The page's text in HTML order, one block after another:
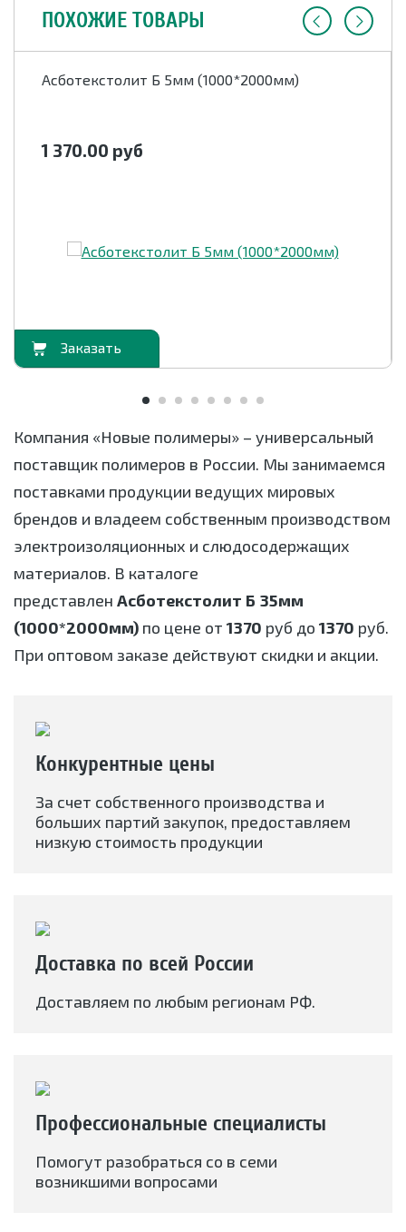
ПОХОЖИЕ ТОВАРЫ
Асботекстолит Б 5мм (1000*2000мм)
1 370.00 руб
Компания «Новые полимеры» – универсальный
поставщик полимеров в России. Мы занимаемся
поставками продукции ведущих мировых
брендов и владеем собственным производством
электроизоляционных и слюдосодержащих
материалов. В каталоге
представлен Асботекстолит Б 35мм
(1000*2000мм) по цене от 1370 руб до 1370 руб.
При оптовом заказе действуют скидки и акции.
Конкурентные цены
За счет собственного производства и
больших партий закупок, предоставляем
низкую стоимость продукции
Доставка по всей России
Доставляем по любым регионам РФ.
Профессиональные специалисты
Помогут разобраться со в семи
возникшими вопросами